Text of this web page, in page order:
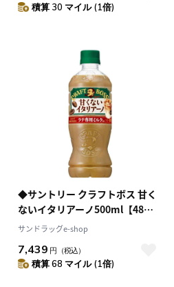
積算 30 マイル (1倍)
◆サントリー クラフトボス 甘く
ないイタリアーノ500ml【48個
セット】
サンドラッグe-shop
7,439 円 （税込）
積算 68 マイル (1倍)